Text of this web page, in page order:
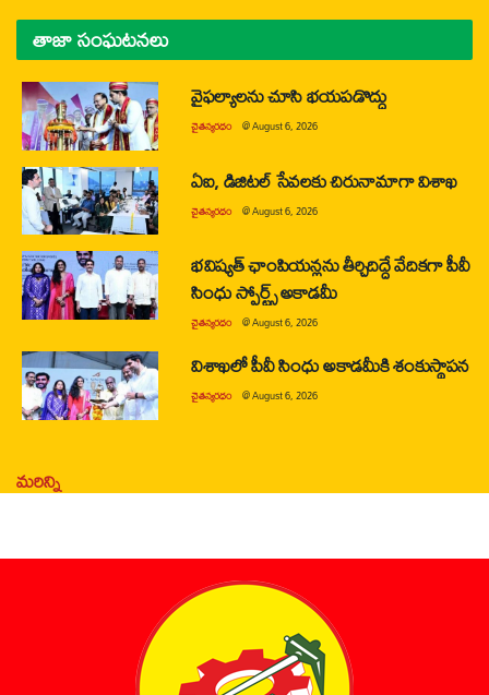
తాజా సంఘటనలు
వైఫల్యాలను చూసి భయపడొద్దు
చైతన్యరధం @August 6, 2026
ఏఐ, డిజిటల్ సేవలకు చిరునామాగా విశాఖ
చైతన్యరధం @August 6, 2026
భవిష్యత్ ఛాంపియన్లను తీర్చిదిద్దే వేదికగా పీవీ
సింధు స్పోర్ట్స్ అకాడమీ
చైతన్యరధం @August 6, 2026
విశాఖలో పీవీ సింధు అకాడమీకి శంకుస్థాపన
చైతన్యరధం @August 6, 2026
మరిన్ని